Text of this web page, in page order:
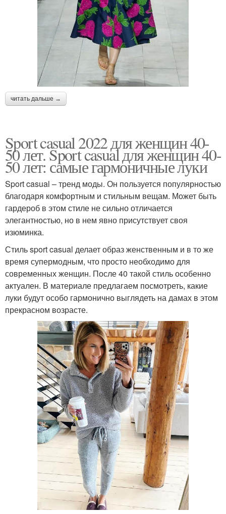
читать дальше →
Sport casual 2022 для женщин 40-
50 лет. Sport casual для женщин 40-
50 лет: самые гармоничные луки
Sport casual – тренд моды. Он пользуется популярностью
благодаря комфортным и стильным вещам. Может быть
гардероб в этом стиле не сильно отличается
элегантностью, но в нем явно присутствует своя
изюминка.
Стиль sport casual делает образ женственным и в то же
время супермодным, что просто необходимо для
современных женщин. После 40 такой стиль особенно
актуален. В материале предлагаем посмотреть, какие
луки будут особо гармонично выглядеть на дамах в этом
прекрасном возрасте.